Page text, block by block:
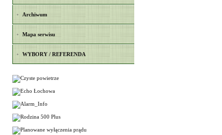
Archiwum
Mapa serwisu
WYBORY / REFERENDA